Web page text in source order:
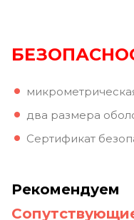
два размера
Сертификат
Рекомендуем